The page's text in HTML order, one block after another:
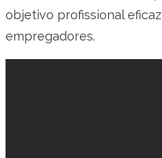
objetivo profissional
empregadores.